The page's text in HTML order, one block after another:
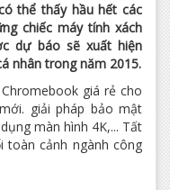
thể thấy hầu hết các
chiếc máy tính xách
dự báo sẽ xuất hiện
nhân trong năm 2015.
giá rẻ cho
giải pháp bảo mật
màn hình 4K,... Tất
toàn cảnh ngành công